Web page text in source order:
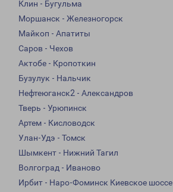
Клин - Бугульма
Моршанск - Железногорск
Майкоп - Апатиты
Саров - Чехов
Актобе - Кропоткин
Бузулук - Нальчик
Нефтеюганск2 - Александров
Тверь - Урюпинск
Артем - Кисловодск
Улан-Удэ - Томск
Шымкент - Нижний Тагил
Волгоград - Иваново
Ирбит - Наро-Фоминск Киевское шоссе